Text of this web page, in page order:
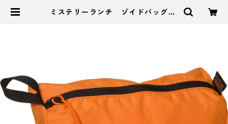
ミステリーランチ ゾイドバッグL |